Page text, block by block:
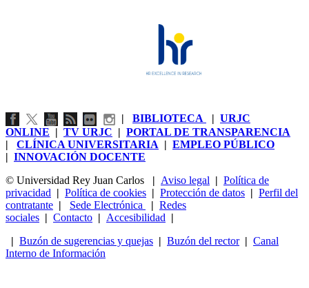
| BIBLIOTECA | URJC
ONLINE | TV URJC | PORTAL DE TRANSPARENCIA
| CLÍNICA UNIVERSITARIA | EMPLEO PÚBLICO
| INNOVACIÓN DOCENTE
© Universidad Rey Juan Carlos
| Aviso legal | Política de
privacidad | Política de cookies | Protección de datos | Perfil del
contratante | Sede Electrónica | Redes
sociales | Contacto | Accesibilidad |
| Buzón de sugerencias y quejas | Buzón del rector| Canal
Interno de Información